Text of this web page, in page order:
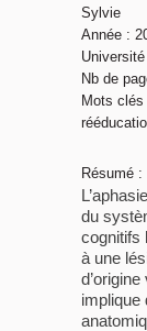
Sylvie
Année :
Nb de
Mots
Résumé :
du
cognitifs
à une
implique